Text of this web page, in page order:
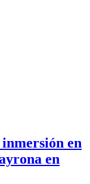
en
en